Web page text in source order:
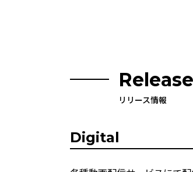
Release
リリース情報
Digital